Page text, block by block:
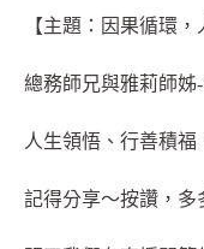
【主題：因果循環，
總務師兄與雅莉師姊
人生領悟、行善積福
記得分享～按讚，多